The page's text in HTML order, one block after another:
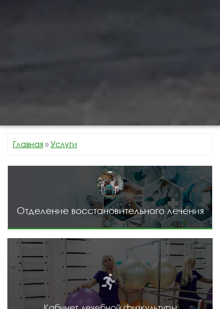
Главная » Услуги
Отделение восстановительного лечения